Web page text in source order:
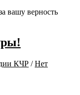
вашу верность
КЧР /Нет